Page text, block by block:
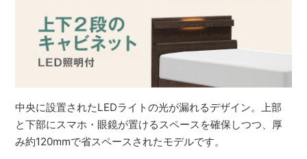
中央に設置されたLEDライトの光が漏れるデザイン。上部
と下部にスマホ・眼鏡が置けるスペースを確保しつつ、厚
み約120mmで省スペースされたモデルです。